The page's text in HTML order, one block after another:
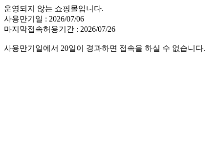
운영되지 않는 쇼핑몰입니다.
사용만기일 : 2026/07/06
마지막접속허용기간 : 2026/07/26
사용만기일에서 20일이 경과하면 접속을 하실 수 없습니다.